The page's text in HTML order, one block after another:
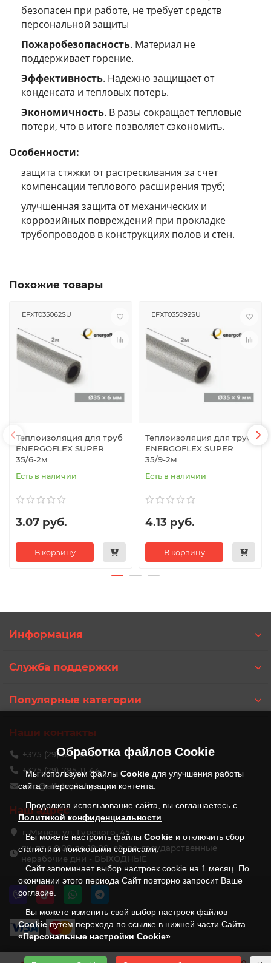
Обработка файлов Cookie
Мы используем файлы Cookie для улучшения работы
сайта и персонализации контента.
Продолжая использование сайта, вы соглашаетесь с
Политикой конфиденциальности
Вы можете настроить файлы Cookie и отключить сбор
статистики поисковыми сервисами.
Сайт запоминает выбор настроек cookie на 1 месяц. По
окончании этого периода Сайт повторно запросит Ваше
согласие.
Вы можете изменить свой выбор настроек файлов
Cookieпутем перехода по ссылке в нижней части Сайта
«Персональные настройки Cookie»
безопасен при работе, не требует средств
персональной защиты
Пожаробезопасность. Материал не
поддерживает горение.
Эффективность. Надежно защищает от
конденсата и тепловых потерь.
Экономичность. В разы сокращает тепловые
потери, что в итоге позволяет сэкономить.
Особенности:
защита стяжки от растрескивания за счет
компенсации теплового расширения труб;
улучшенная защита от механических и
коррозийных повреждений при прокладке
трубопроводов в конструкциях полов и стен.
Похожие товары
EFXT035062SU
Теплоизоляция для труб
ENERGOFLEX SUPER
35/6-2м
Есть в наличии
3.07 руб.
В корзину
EFXT035092SU
Теплоизоляция для труб
ENERGOFLEX SUPER
35/9-2м
Есть в наличии
4.13 руб.
В корзину
Информация
Служба поддержки
Популярные категории
Наши контакты
+375 (29) 625-11-44
+375 (29) 785-11-44
info@alfateplo.by
Наш адрес
г. Минск, ул. Гурского, 45
пн-пт с 9:00 до 18:00, сб, вс, государственные
нерабочие дни - ВЫХОДНЫЕ